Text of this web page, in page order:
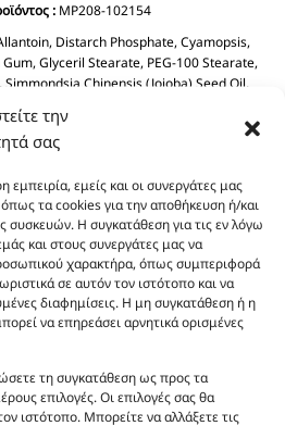
την
σας
εμπειρία, εμείς και οι συνεργάτες μας
τα cookies για την αποθήκευση ή/και
Η συγκατάθεση για τις εν λόγω
και στους συνεργάτες μας να
χαρακτήρα, όπως συμπεριφορά
σε αυτόν τον ιστότοπο και να
διαφημίσεις. Η μη συγκατάθεση ή η
να επηρεάσει αρνητικά ορισμένες
τη συγκατάθεση ως προς τα
επιλογές. Οι επιλογές σας θα
ιστότοπο. Μπορείτε να αλλάξετε τις
: MP208-102154
Distarch Phosphate, Cyamopsis,
Glyceril Stearate, PEG-100 Stearate,
Chinensis (Jojoba) Seed Oil,
Amygdalus Dulcis (Sweet Almond) Oil
Phenoxyethanol, Chlorphenesin
είναι ενδεικτικές
το εικονιζόμενο προϊόν.
της επιλογής σας.
αντιστοιχούν στα